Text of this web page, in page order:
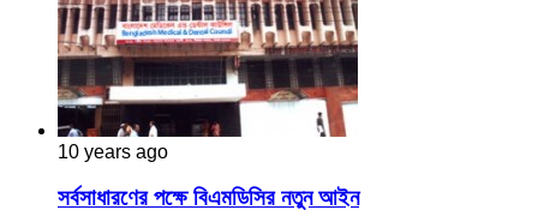
10 years ago
সর্বসাধারণের পক্ষে বিএমডিসির নতুন আইন